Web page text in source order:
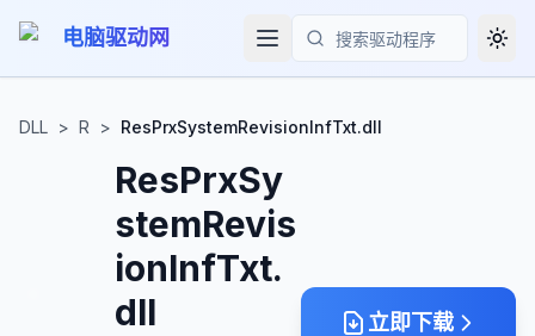
电脑驱动网
搜索
DLL > R > ResPrxSystemRevisionInfTxt.dll
ResPrxSy
stemRevis
ionInfTxt.
dll
立即下载